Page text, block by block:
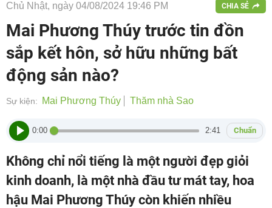
Chủ Nhật, ngày 04/08/2024 19:46 PM CHIA SẺ
Mai Phương Thúy trước tin đồn
sắp kết hôn, sở hữu những bất
động sản nào?
Sự kiện: Mai Phương Thúy Thăm nhà Sao
0:00 2:41 Chuẩn
Không chỉ nổi tiếng là một người đẹp giỏi
kinh doanh, là một nhà đầu tư mát tay, hoa
hậu Mai Phương Thúy còn khiến nhiều